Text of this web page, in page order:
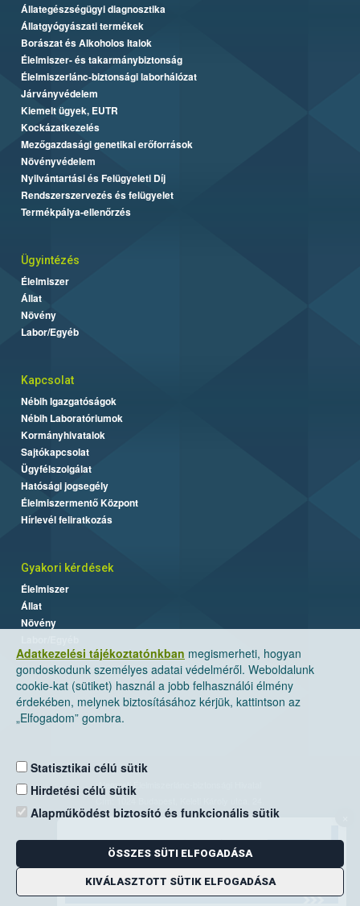
Adatkezelési tájékoztatónkban megismerheti, hogyan
gondoskodunk személyes adatai védelméről. Weboldalunk
cookie-kat (sütiket) használ a jobb felhasználói élmény
érdekében, melynek biztosításához kérjük, kattintson az
„Elfogadom” gombra.
Statisztikai célú sütik
Hirdetési célú sütik
Alapműködést biztosító és funkcionális sütik
ÖSSZES SÜTI ELFOGADÁSA
KIVÁLASZTOTT SÜTIK ELFOGADÁSA
Állategészségügyi diagnosztika
Állatgyógyászati termékek
Borászat és Alkoholos Italok
Élelmiszer- és takarmánybiztonság
Élelmiszerlánc-biztonsági laborhálózat
Járványvédelem
Kiemelt ügyek, EUTR
Kockázatkezelés
Mezőgazdasági genetikai erőforrások
Növényvédelem
Nyilvántartási és Felügyeleti Díj
Rendszerszervezés és felügyelet
Termékpálya-ellenőrzés
Ügyintézés
Élelmiszer
Állat
Növény
Labor/Egyéb
Kapcsolat
Nébih Igazgatóságok
Nébih Laboratóriumok
Kormányhivatalok
Sajtókapcsolat
Ügyfélszolgálat
Hatósági jogsegély
Élelmiszermentő Központ
Hírlevél feliratkozás
Gyakori kérdések
Élelmiszer
Állat
Növény
Nemzeti Élelmiszerlánc-biztonsági Hivatal
Levelezési cím: 1525 Budapest. Pf. 30.
E-mail:ugyfelszolgalat@nebih.gov.hu
Zöld szám: 06-80/263-244
Telefon: 06-1/ 336-9000